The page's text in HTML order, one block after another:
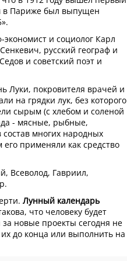
в Париже был выпущен
и социолог Карл
русский географ и
и советский поэт и
Луки, покровителя врачей и
на грядки лук, без которого
сырым (с хлебом и соленой
- мясные, рыбные,
многих народных
применяли как средство
Всеволод, Гавриил,
Лунный календарь
что человеку будет
за новые проекты сегодня не
до конца или выполнить на